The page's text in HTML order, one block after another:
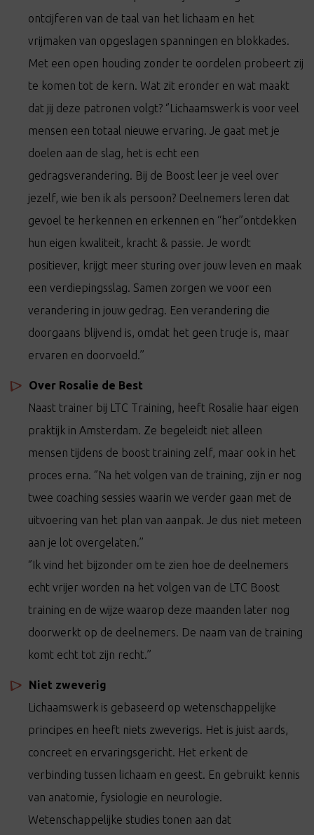
ontcijferen van de taal van het lichaam en het
vrijmaken van opgeslagen spanningen en blokkades.
Met een open houding zonder te oordelen probeert zij
te komen tot de kern. Wat zit eronder en wat maakt
dat jij deze patronen volgt? ‘’Lichaamswerk is voor veel
mensen een totaal nieuwe ervaring. Je gaat met je
doelen aan de slag, het is echt een
gedragsverandering. Bij de Boost leer je veel over
jezelf, wie ben ik als persoon? Deelnemers leren dat
gevoel te herkennen en erkennen en “her”ontdekken
hun eigen kwaliteit, kracht & passie. Je wordt
positiever, krijgt meer sturing over jouw leven en maak
een verdiepingsslag. Samen zorgen we voor een
verandering in jouw gedrag. Een verandering die
doorgaans blijvend is, omdat het geen trucje is, maar
ervaren en doorvoeld.’’
Over Rosalie de Best
Naast trainer bij LTC Training, heeft Rosalie haar eigen
praktijk in Amsterdam. Ze begeleidt niet alleen
mensen tijdens de boost training zelf, maar ook in het
proces erna. ‘’Na het volgen van de training, zijn er nog
twee coaching sessies waarin we verder gaan met de
uitvoering van het plan van aanpak. Je dus niet meteen
aan je lot overgelaten.’’
‘’Ik vind het bijzonder om te zien hoe de deelnemers
echt vrijer worden na het volgen van de LTC Boost
training en de wijze waarop deze maanden later nog
doorwerkt op de deelnemers. De naam van de training
komt echt tot zijn recht.’’
Niet zweverig
Lichaamswerk is gebaseerd op wetenschappelijke
principes en heeft niets zweverigs. Het is juist aards,
concreet en ervaringsgericht. Het erkent de
verbinding tussen lichaam en geest. En gebruikt kennis
van anatomie, fysiologie en neurologie.
Wetenschappelijke studies tonen aan dat